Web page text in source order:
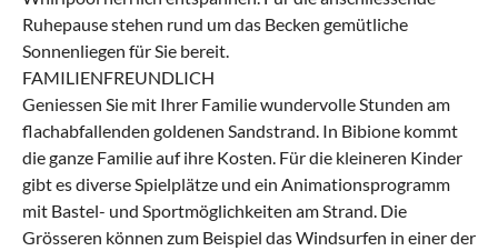
Ruhepause stehen rund um das Becken gemütliche
Sonnenliegen für Sie bereit.
FAMILIENFREUNDLICH
Geniessen Sie mit Ihrer Familie wundervolle Stunden am
flachabfallenden goldenen Sandstrand. In Bibione kommt
die ganze Familie auf ihre Kosten. Für die kleineren Kinder
gibt es diverse Spielplätze und ein Animationsprogramm
mit Bastel- und Sportmöglichkeiten am Strand. Die
Grösseren können zum Beispiel das Windsurfen in einer der